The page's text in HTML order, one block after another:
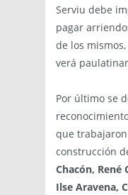
Serviu debe
pagar
de los
verá
Por último se
que
construcción
Chacón,
Ilse Aravena,